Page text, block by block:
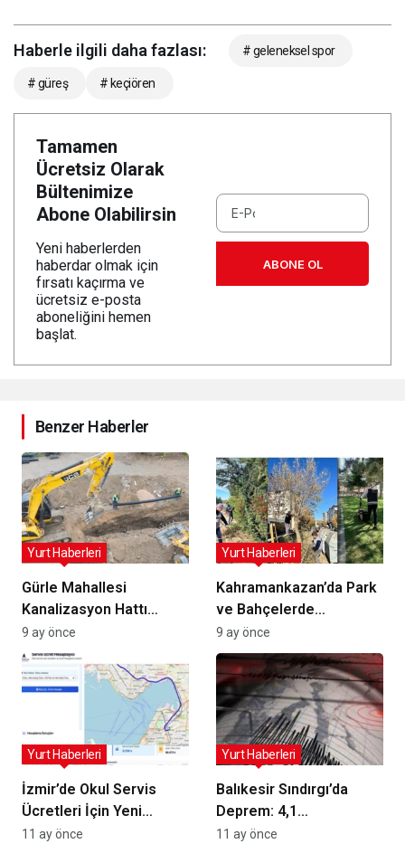
Haberle ilgili daha fazlası: # geleneksel spor
# güreş # keçiören
Tamamen
Ücretsiz Olarak
Bültenimize
Abone Olabilirsin
Yeni haberlerden
haberdar olmak için
fırsatı kaçırma ve
ücretsiz e-posta
aboneliğini hemen
başlat.
ABONE OL
Benzer Haberler
Gürle Mahallesi
Kanalizasyon Hattı
Yenilendi: Altyapı
Güvenliği ve
Sürdürülebilirlik için
Adım
Yurt Haberleri
9 ay önce
Kahramankazan’da Park
ve Bahçelerde
Yenilenme Hareketi:
Çevre ve Güvenlik İçin
Budama ve Onarım
Atölyesi
Yurt Haberleri
9 ay önce
İzmir’de Okul Servis
Ücretleri İçin Yeni
Hesaplama Web Sitesi
Yurt Haberleri
11 ay önce
Balıkesir Sındırgı’da
Deprem: 4,1
Büyüklüğünde Sallantı
Yurt Haberleri
11 ay önce